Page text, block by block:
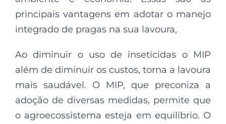
principais vantagens em adotar o manejo
integrado de pragas na sua lavoura,
Ao diminuir o uso de inseticidas o MIP
além de diminuir os custos, torna a lavoura
mais saudável. O MIP, que preconiza a
adoção de diversas medidas, permite que
o agroecossistema esteja em equilíbrio. O